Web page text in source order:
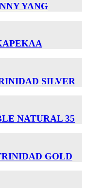
YANG
SILVER
NATURAL 35
GOLD